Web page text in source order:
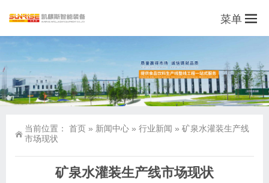
菜单
当前位置： 首页 » 新闻中心 » 行业新闻 » 矿泉水灌装生产线
市场现状
矿泉水灌装生产线市场现状